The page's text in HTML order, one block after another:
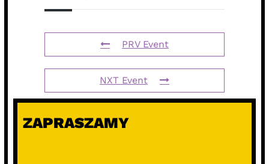
PRV Event
NXT Event
ZAPRASZAMY